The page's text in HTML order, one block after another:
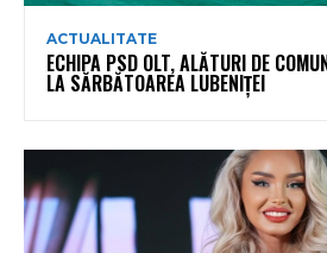
ACTUALITATE
ECHIPA PSD OLT, ALĂTURI DE
LA SĂRBĂTOAREA LUBENIȚEI